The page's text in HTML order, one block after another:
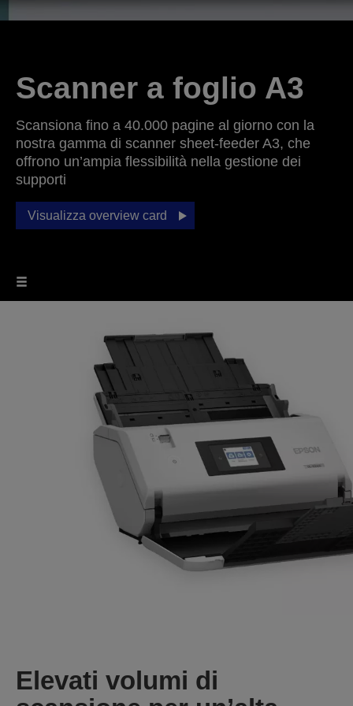
Scanner a foglio A3
Scansiona fino a 40.000 pagine al giorno con la
nostra gamma di scanner sheet-feeder A3, che
offrono un’ampia flessibilità nella gestione dei
supporti
Visualizza overview card
Elevati volumi di